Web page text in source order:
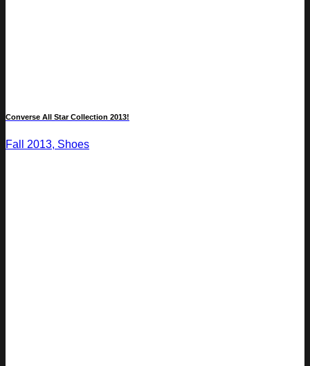
Converse All Star Collection 2013!
Fall 2013, Shoes